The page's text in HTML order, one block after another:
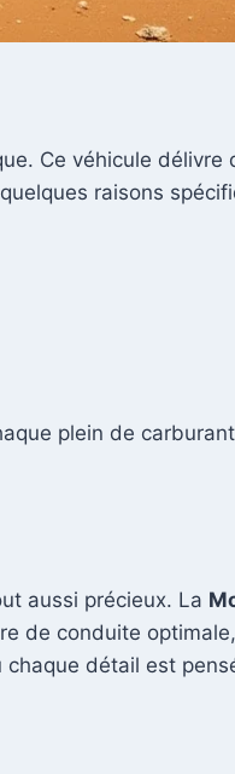
Ce véhicule délivre
raisons
plein de
aussi précieux. La
de conduite
détail est